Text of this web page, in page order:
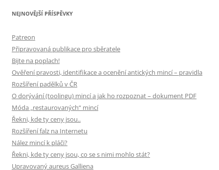
NEJNOVĚJŠÍ PŘÍSPĚVKY
Patreon
Připravovaná publikace pro sběratele
Bijte na poplach!
Ověření pravosti, identifikace a ocenění antických mincí – pravidla
Rozšíření padělků v ČR
O dorývání (toolingu) mincí a jak ho rozpoznat – dokument PDF
Móda „restaurovaných“ mincí
Řekni, kde ty ceny jsou..
Rozšíření falz na Internetu
Nález mincí k pláči?
Řekni, kde ty ceny jsou, co se s nimi mohlo stát?
Upravovaný aureus Galliena